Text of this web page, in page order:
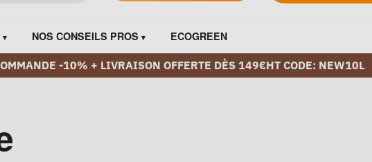
NOS CONSEILS PROS ECOGREEN
-10% + LIVRAISON OFFERTE DÈS 149€HT CODE: NEW10L